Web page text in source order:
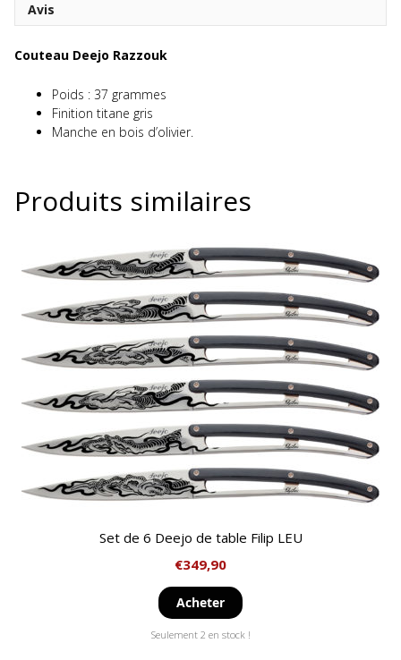
Avis
Couteau Deejo Razzouk
Poids : 37 grammes
Finition titane gris
Manche en bois d’olivier.
Produits similaires
Set de 6 Deejo de table Filip LEU
€349,90
Acheter
Seulement 2 en stock !